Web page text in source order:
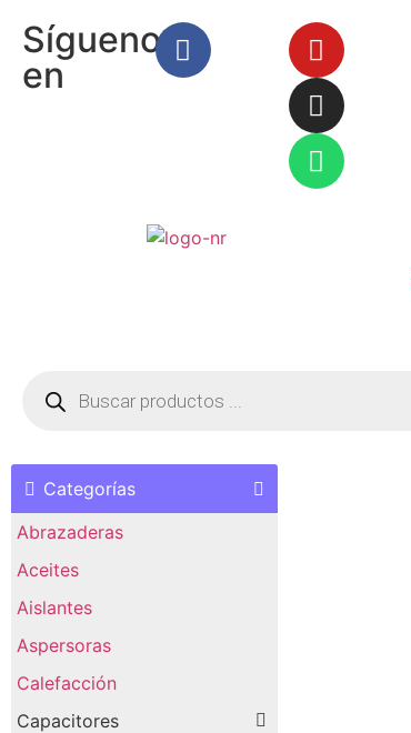
Síguenos
en
Categorías
Abrazaderas
Aceites
Aislantes
Aspersoras
Calefacción
Capacitores